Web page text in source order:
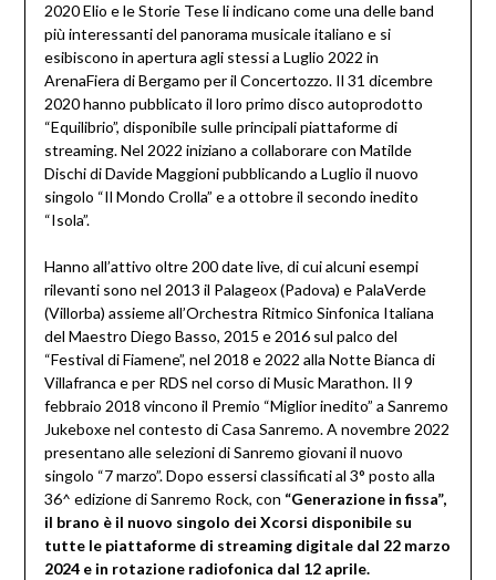
2020 Elio e le Storie Tese li indicano come una delle band
più interessanti del panorama musicale italiano e si
esibiscono in apertura agli stessi a Luglio 2022 in
ArenaFiera di Bergamo per il Concertozzo. Il 31 dicembre
2020 hanno pubblicato il loro primo disco autoprodotto
“Equilibrio”, disponibile sulle principali piattaforme di
streaming. Nel 2022 iniziano a collaborare con Matilde
Dischi di Davide Maggioni pubblicando a Luglio il nuovo
singolo “Il Mondo Crolla” e a ottobre il secondo inedito
“Isola”.
Hanno all’attivo oltre 200 date live, di cui alcuni esempi
rilevanti sono nel 2013 il Palageox (Padova) e PalaVerde
(Villorba) assieme all’Orchestra Ritmico Sinfonica Italiana
del Maestro Diego Basso, 2015 e 2016 sul palco del
“Festival di Fiamene”, nel 2018 e 2022 alla Notte Bianca di
Villafranca e per RDS nel corso di Music Marathon. Il 9
febbraio 2018 vincono il Premio “Miglior inedito” a Sanremo
Jukeboxe nel contesto di Casa Sanremo. A novembre 2022
presentano alle selezioni di Sanremo giovani il nuovo
singolo “7 marzo”. Dopo essersi classificati al 3° posto alla
36^ edizione di Sanremo Rock, con “Generazione in fissa”,
il brano è il nuovo singolo dei Xcorsi disponibile su
tutte le piattaforme di streaming digitale dal 22 marzo
2024 e in rotazione radiofonica dal 12 aprile.